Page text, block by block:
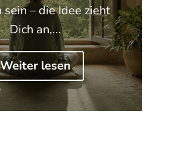
sein – die Idee zieht
Dich an,...
Weiter lesen